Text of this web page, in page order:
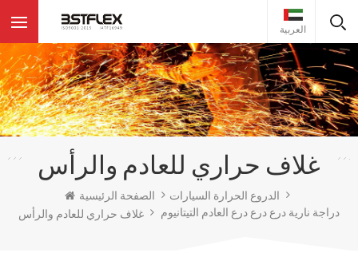
العربية
غلاف حراري للعادم والرأس
الصفحة الرئيسية
الدروع الحرارة السيارات
غلاف حراري للعادم والرأس
دراجة نارية درع درع درع العادم التيتانيوم